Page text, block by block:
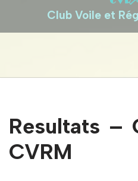
Club Voile et
Resultats –
CVRM